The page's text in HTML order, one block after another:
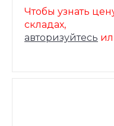
Чтобы узнать
складах,
авторизуйтесь